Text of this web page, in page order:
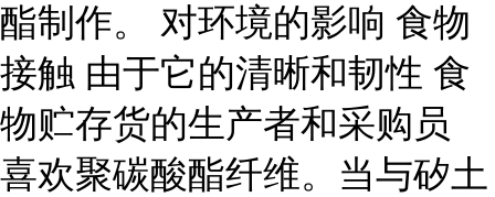
酯制作。 对环境的影响 食物
接触 由于它的清晰和韧性 食
物贮存货的生产者和采购员
喜欢聚碳酸酯纤维。当与矽土